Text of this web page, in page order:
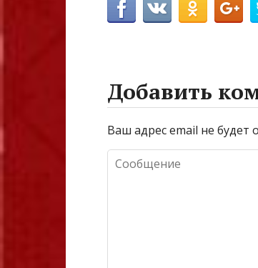
Добавить
Ваш адрес email не будет